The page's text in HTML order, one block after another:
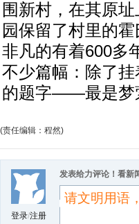
围新村，在其原
园保留了村里的
非凡的有着600多
不少篇幅：除了
的题字——最是梦
(责任编辑：程然)
登录/注册
发表给力评论！看新